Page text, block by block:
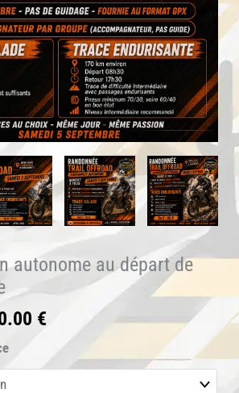
autonome au départ de
€ Plage
prix :